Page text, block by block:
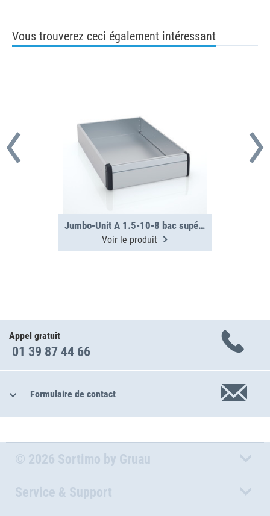
Vous trouverez ceci également intéressant
Jumbo-Unit A 1.5-10-8 bac supérieur
Voir le produit
Appel gratuit
01 39 87 44 66
Formulaire de contact
© 2026 Sortimo by Gruau
Service & Support